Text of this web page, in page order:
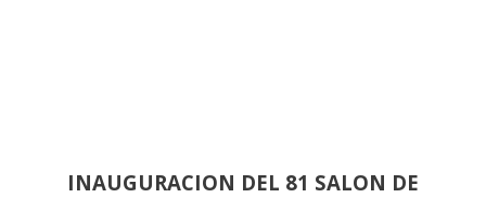
INAUGURACION DEL 81 SALON DE